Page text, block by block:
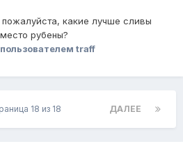
какие лучше сливы
рубены?
пользователем traff
ДАЛЕЕ
18 из 18